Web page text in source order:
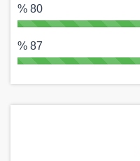
80 %
87 %